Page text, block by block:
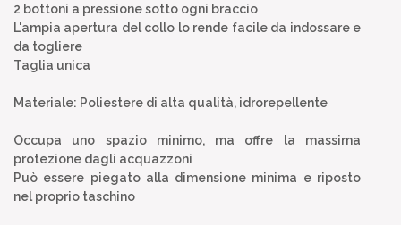
2 bottoni a pressione sotto ogni braccio
L'ampia apertura del collo lo rende facile da indossare e
da togliere
Taglia unica
Materiale: Poliestere di alta qualità, idrorepellente
Occupa uno spazio minimo, ma offre la massima
protezione dagli acquazzoni
Può essere piegato alla dimensione minima e riposto
nel proprio taschino